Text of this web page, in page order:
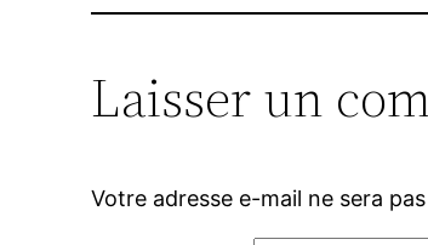
Laisser un
Votre adresse e-mail ne sera